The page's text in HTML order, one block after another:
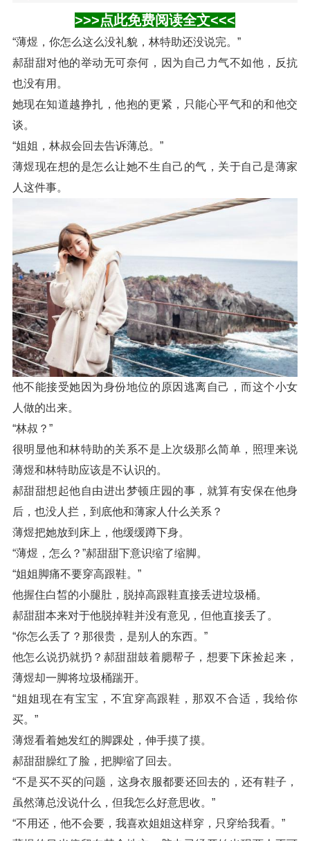
>>>点此免费阅读全文<<<
“薄煜，你怎么这么没礼貌，林特助还没说完。”
郝甜甜对他的举动无可奈何，因为自己力气不如他，反抗
也没有用。
她现在知道越挣扎，他抱的更紧，只能心平气和的和他交
谈。
“姐姐，林叔会回去告诉薄总。”
薄煜现在想的是怎么让她不生自己的气，关于自己是薄家
人这件事。
他不能接受她因为身份地位的原因逃离自己，而这个小女
人做的出来。
“林叔？”
很明显他和林特助的关系不是上次级那么简单，照理来说
薄煜和林特助应该是不认识的。
郝甜甜想起他自由进出梦顿庄园的事，就算有安保在他身
后，也没人拦，到底他和薄家人什么关系？
薄煜把她放到床上，他缓缓蹲下身。
“薄煜，怎么？”郝甜甜下意识缩了缩脚。
“姐姐脚痛不要穿高跟鞋。”
他握住白皙的小腿肚，脱掉高跟鞋直接丢进垃圾桶。
郝甜甜本来对于他脱掉鞋并没有意见，但他直接丢了。
“你怎么丢了？那很贵，是别人的东西。”
他怎么说扔就扔？郝甜甜鼓着腮帮子，想要下床捡起来，
薄煜却一脚将垃圾桶踹开。
“姐姐现在有宝宝，不宜穿高跟鞋，那双不合适，我给你
买。”
薄煜看着她发红的脚踝处，伸手摸了摸。
郝甜甜臊红了脸，把脚缩了回去。
“不是买不买的问题，这身衣服都要还回去的，还有鞋子，
虽然薄总没说什么，但我怎么好意思收。”
“不用还，他不会要，我喜欢姐姐这样穿，只穿给我看。”